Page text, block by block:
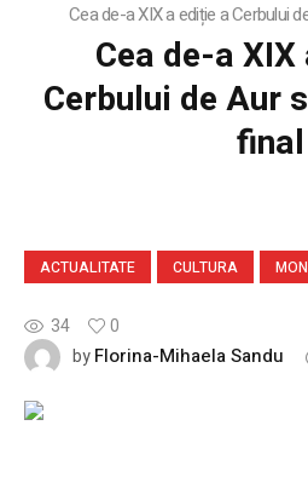
Cea de-a XIX a ediție a Cerbului
Cea de-a
Cerbului de Aur
final
ACTUALITATE CULTURA
34
0
byFlorina-Mihaela Sandu